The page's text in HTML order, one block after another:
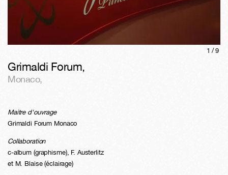
1/9
Grimaldi Forum,
Monaco,
Maitre d'ouvrage
Grimaldi Forum Monaco
Collaboration
c-album (graphisme), F. Austerlitz
et M. Blaise (éclairage)